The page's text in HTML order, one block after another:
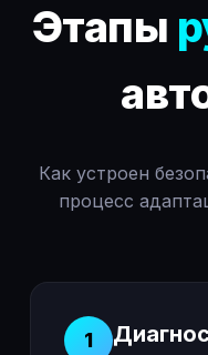
Этапы
Как устроен
процесс
1